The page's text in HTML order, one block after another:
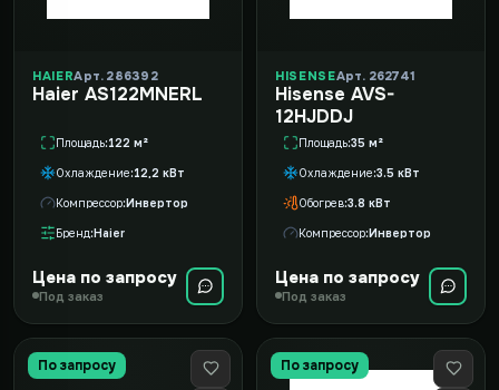
HAIERАрт. 286392
Haier AS122MNERL
Площадь 122 м²
Охлаждение 12,2 кВт
Компрессор Инвертор
Бренд Haier
Цена по запросу
Под заказ
HISENSEАрт. 262741
Hisense AVS-
12HJDDJ
Площадь 35 м²
Охлаждение 3.5 кВт
Обогрев 3.8 кВт
Компрессор Инвертор
Цена по запросу
Под заказ
По запросу По запросу